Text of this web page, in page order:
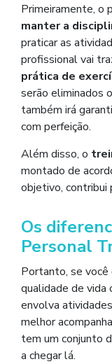
Primeiramente, o
manter a
praticar as
profissional vai
prática de
serão eliminados
também irá
com perfeição.
Além disso, o
montado de
objetivo, contribui
Os
Personal
Portanto, se você
qualidade de vida
envolva
melhor
tem um conjunto
a chegar lá.